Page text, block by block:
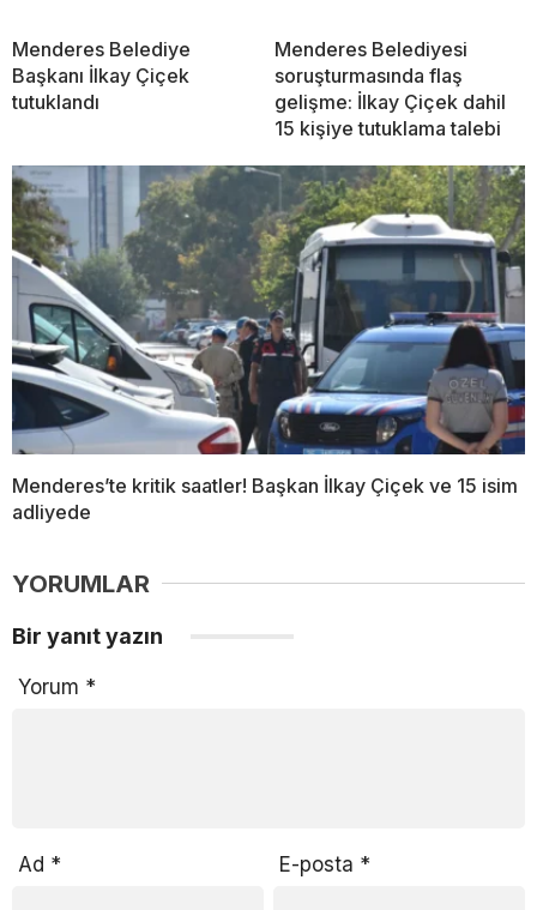
Menderes Belediye
Başkanı İlkay Çiçek
tutuklandı
Menderes Belediyesi
soruşturmasında flaş
gelişme: İlkay Çiçek dahil
15 kişiye tutuklama talebi
Menderes’te kritik saatler! Başkan İlkay Çiçek ve 15 isim
adliyede
YORUMLAR
Bir yanıt yazın
Yorum *
Ad * E-posta *